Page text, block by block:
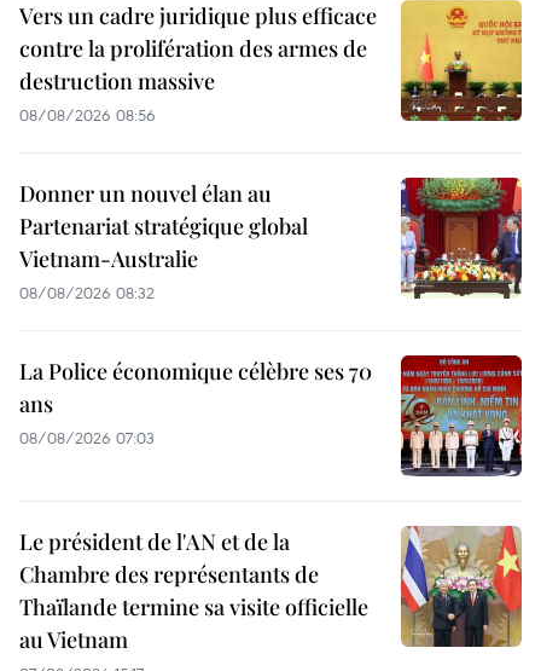
Vers un cadre juridique plus efficace
contre la prolifération des armes de
destruction massive
08/08/2026 08:56
Donner un nouvel élan au
Partenariat stratégique global
Vietnam-Australie
08/08/2026 08:32
La Police économique célèbre ses 70
ans
08/08/2026 07:03
Le président de l'AN et de la
Chambre des représentants de
Thaïlande termine sa visite officielle
au Vietnam